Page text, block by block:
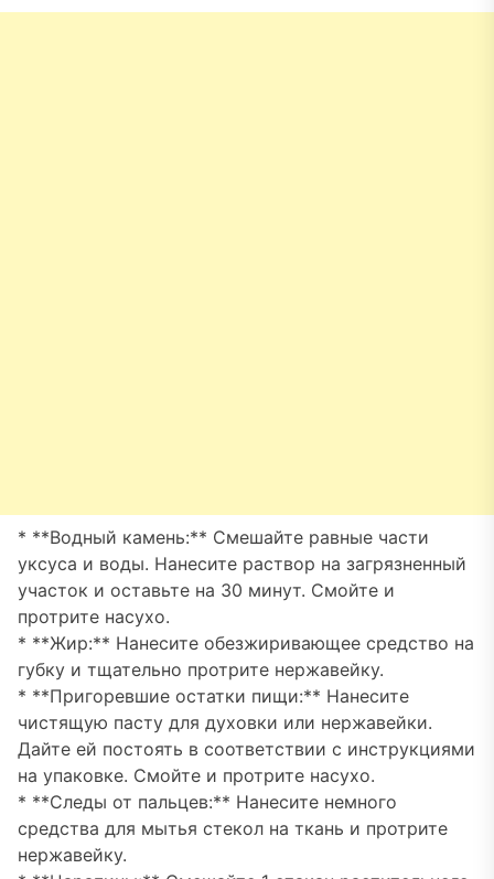
* **Водный камень:** Смешайте равные части
уксуса и воды. Нанесите раствор на загрязненный
участок и оставьте на 30 минут. Смойте и
протрите насухо.
* **Жир:** Нанесите обезжиривающее средство на
губку и тщательно протрите нержавейку.
* **Пригоревшие остатки пищи:** Нанесите
чистящую пасту для духовки или нержавейки.
Дайте ей постоять в соответствии с инструкциями
на упаковке. Смойте и протрите насухо.
* **Следы от пальцев:** Нанесите немного
средства для мытья стекол на ткань и протрите
нержавейку.